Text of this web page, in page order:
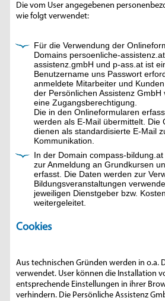
Die vom User angegebenen
wie folgt verwendet:
Für die Verwendung der
Domains persoenliche-
assistenz.gmbH und p-ass.at ist
Benutzername uns Passwort
anmeldete Mitarbeiter und
der Persönlichen Assistenz GmbH
eine Zugangsberechtigung.
Die in den Onlineformularen
werden als E-Mail übermittelt. Die
dienen als standardisierte E-Mail
Kommunikation.
In der Domain compass-
zur Anmeldung an Grundkursen
erfasst. Die Daten werden zur
Bildungsveranstaltungen
jeweiligen Dienstgeber bzw.
weitergeleitet.
Cookies
Aus technischen Gründen werden in o.a.
verwendet. User können die Installation
entsprechende Einstellungen in ihrer
verhindern. Die Persönliche Assistenz